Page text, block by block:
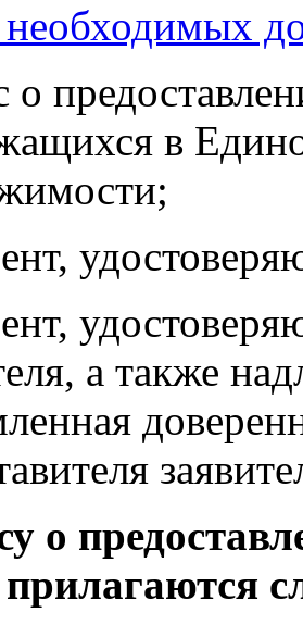
о
в
а также
о
прилагаются